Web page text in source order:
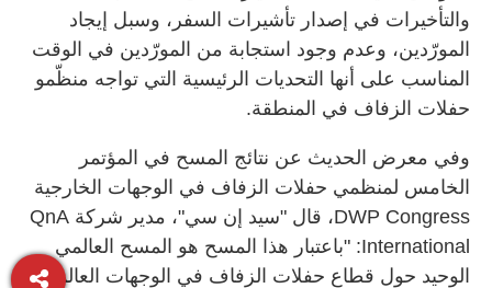
والتأخيرات في إصدار تأشيرات السفر، وسبل إيجاد
المورّدين، وعدم وجود استجابة من المورّدين في الوقت
المناسب على أنها التحديات الرئيسية التي تواجه منظّمو
حفلات الزفاف في المنطقة.
وفي معرض الحديث عن نتائج المسح في المؤتمر
الخامس لمنظمي حفلات الزفاف في الوجهات الخارجية
DWP Congress، قال "سيد إن سي"، مدير شركة QnA
International: "باعتبار هذا المسح هو المسح العالمي
الوحيد حول قطاع حفلات الزفاف في الوجهات العالمية،